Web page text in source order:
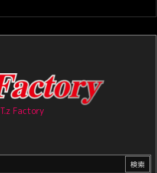
T.z Factory